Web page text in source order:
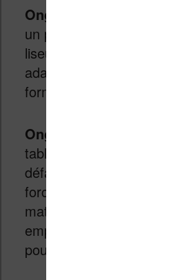
Onglet « Mise en page
un profil de sortie
liseuse (Kobo, Kindle,
adapte les dimensions
format d’écran de votre
Onglet « Table des
table des matières de
défaillante ou
forcer la génération
matières automatique,
empêcher l’ajout des
pour éviter les doublons.